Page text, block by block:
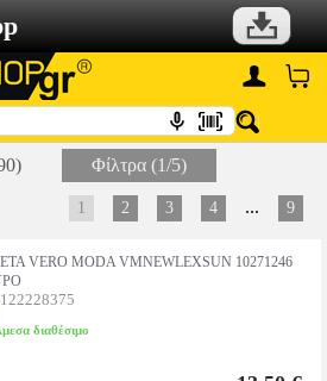
Φίλτρα (1/5)
1 2 3 4 ... 9
VERO MODA VMNEWLEXSUN 10271246
διαθέσιμο